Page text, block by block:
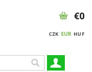
CZK EUR HUF
€0